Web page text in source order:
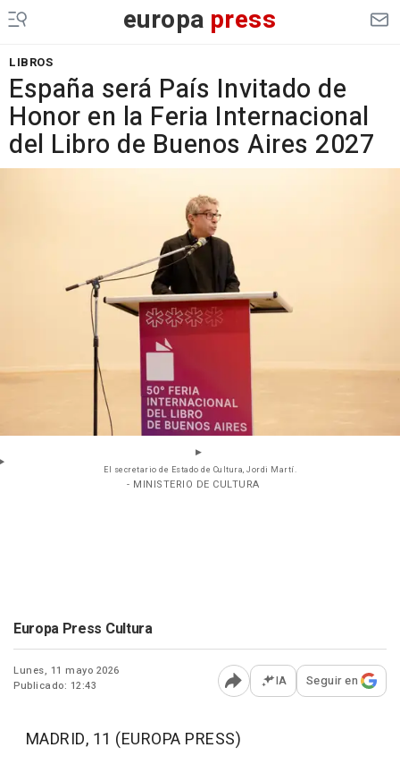
europa press
LIBROS
España será País Invitado de
Honor en la Feria Internacional
del Libro de Buenos Aires 2027
El secretario de Estado de Cultura, Jordi Martí.
- MINISTERIO DE CULTURA
Europa Press Cultura
Lunes, 11 mayo 2026
Publicado: 12:43
Abrir opciones para
IA Seguir en
MADRID, 11 (EUROPA PRESS)